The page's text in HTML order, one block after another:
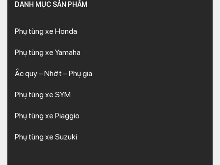
DANH MỤC SẢN PHẨM
Phụ tùng xe Honda
Phụ tùng xe Yamaha
Ắc quy – Nhớt – Phụ gia
Phụ tùng xe SYM
Phụ tùng xe Piaggio
Phụ tùng xe Suzuki